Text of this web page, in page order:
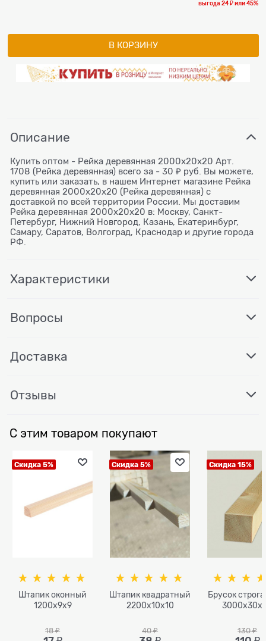
выгода24 ₽или45%
В КОРЗИНУ
Описание
Купить оптом - Рейка деревянная 2000x20x20 Арт.
1708 (Рейка деревянная) всего за - 30 ₽ руб. Вы можете,
купить или заказать, в нашем Интернет магазине Рейка
деревянная 2000x20x20 (Рейка деревянная) с
доставкой по всей территории России. Мы доставим
Рейка деревянная 2000x20x20 в: Москву, Санкт-
Петербург, Нижний Новгород, Казань, Екатеринбург,
Самару, Саратов, Волгоград, Краснодар и другие города
РФ.
Характеристики
Вопросы
Доставка
Отзывы
С этим товаром покупают
Скидка 5%
Штапик оконный
1200x9x9
18 ₽
Скидка 5%
Штапик квадратный
2200x10x10
40 ₽
Скидка 15%
Брусок
130 ₽